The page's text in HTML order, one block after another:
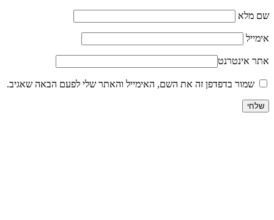
שם מלא
אימייל
אתר אינטרנט
שמור בדפדפן זה את השם, האימייל והאתר שלי לפעם הבאה שאגיב.